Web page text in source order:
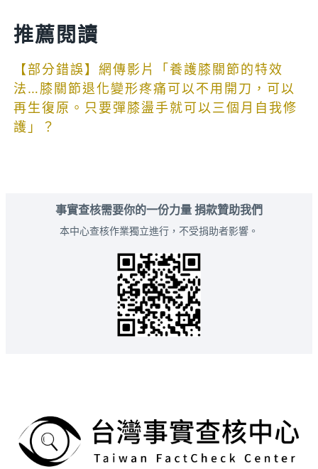
推薦閱讀
【部分錯誤】網傳影片「養護膝關節的特效
法…膝關節退化變形疼痛可以不用開刀，可以
再生復原。只要彈膝盪手就可以三個月自我修
護」？
事實查核需要你的一份力量 捐款贊助我們
本中心查核作業獨立進行，不受捐助者影響。